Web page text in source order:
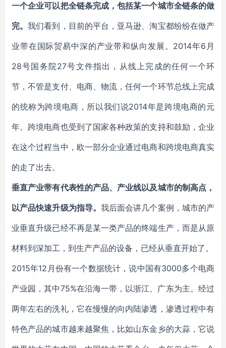
一个企业可以把全链条完成，包括某一个城市全链条的做
完。我们看到，目前的平台，亚马逊、淘宝都纷纷在做产
业带在国际贸易中深的产业带和纵向发展。2014年6月
28号国务院27号文件指出，从线上完成的任何一个环
节，不管是支付、电商、物流，任何一个环节总线上完成
的统称为跨境电商，所以我们说2014年是跨境电商的元
年。跨境电商也受到了国家各种政策的支持和鼓励，企业
在这个过程当中，欧一部分企业通过电商和跨境电商真实
的走了出去。
垂直产业带有代表性的产品、产业线以及城市的制高点，
以产品快速升级为指导。 我后面会讲几个案例，城市的产
业垂直升级已经不再是某一类产品的终端生产，而是从原
材料到深加工，到生产产品的设备，已经从垂直开始了。
2015年12月份有一个数据统计，说中国有3000多个电商
产业园，其中75%在沿海一带，以浙江、广东为主。经过
两年左右的洗礼，它在慢慢的向内陆渗透，渗透过程中有
特色产品的城市越来越聚焦，比如山东金乡的大蒜，它说